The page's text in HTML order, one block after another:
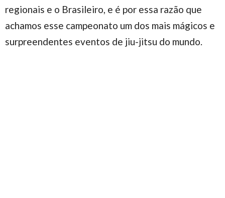
regionais e o Brasileiro, e é por essa razão que
achamos esse campeonato um dos mais mágicos e
surpreendentes eventos de jiu-jitsu do mundo.